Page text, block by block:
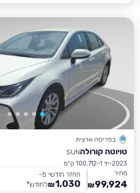
בפריסה ארצית
טויוטה קורולהSUN
2023 יד 1
100,712 ק״מ
מחיר
99,924
₪
החזר חודשי מ-
1,030
₪לחודש*